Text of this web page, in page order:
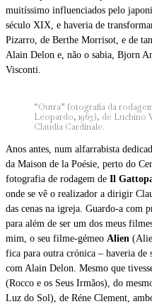
muitíssimo influenciados pelo
século XIX, e haveria de
Pizarro, de Berthe Morrisot, e de
Alain Delon e, não o sabia, Bjorn
Visconti.
“Outra” fotografia da
Leopardo, 1963), de Luchino
Claudia Cardinale.
Anos antes, num alfarrabista
da Maison de la Poésie, perto do
fotografia de rodagem de Il
onde se vê o realizador a dirigir
das cenas na igreja. Guardo-a com
para além de ser um dos meus
mim, o seu filme-gémeo Alien
fica para outra crónica – haveria
com Alain Delon. Mesmo que
(Rocco e os Seus Irmãos), do
Luz do Sol), de Réne Clement,